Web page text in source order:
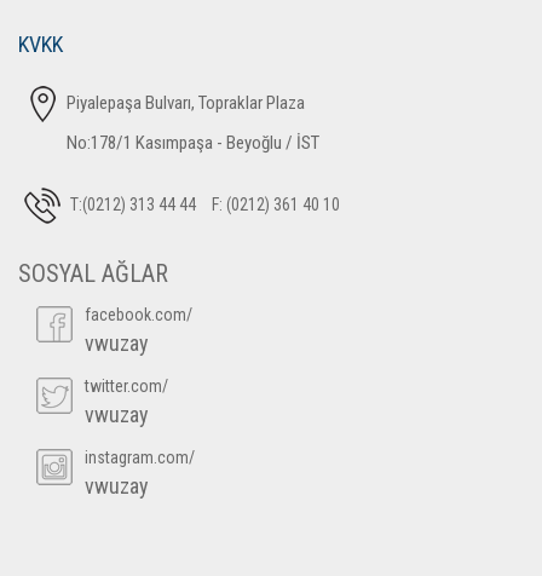
KVKK
Piyalepaşa Bulvarı, Topraklar Plaza
No:178/1 Kasımpaşa - Beyoğlu / İST
T:(0212) 313 44 44 F: (0212) 361 40 10
SOSYAL AĞLAR
facebook.com/
vwuzay
twitter.com/
vwuzay
instagram.com/
vwuzay